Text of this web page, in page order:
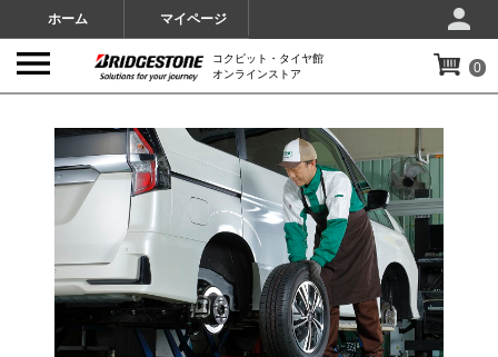
ホーム マイページ
コクピット・タイヤ館
オンラインストア
0